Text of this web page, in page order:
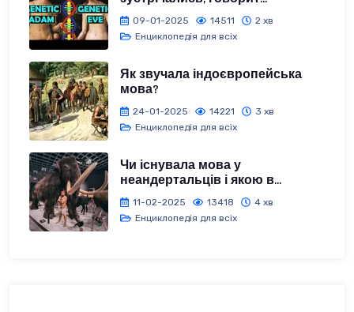
09-01-2025 14511
2 хв
Енциклопедія для всіх
Як звучала індоєвропейська
мова?
24-01-2025 14221
3 хв
Енциклопедія для всіх
Чи існувала мова у
неандертальців і якою в...
11-02-2025 13418
4 хв
Енциклопедія для всіх